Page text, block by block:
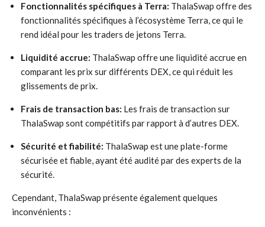
Fonctionnalités spécifiques à Terra: ThalaSwap offre des
fonctionnalités spécifiques à l’écosystème Terra, ce qui le
rend idéal pour les traders de jetons Terra.
Liquidité accrue: ThalaSwap offre une liquidité accrue en
comparant les prix sur différents DEX, ce qui réduit les
glissements de prix.
Frais de transaction bas: Les frais de transaction sur
ThalaSwap sont compétitifs par rapport à d’autres DEX.
Sécurité et fiabilité: ThalaSwap est une plate-forme
sécurisée et fiable, ayant été audité par des experts de la
sécurité.
Cependant, ThalaSwap présente également quelques
inconvénients :